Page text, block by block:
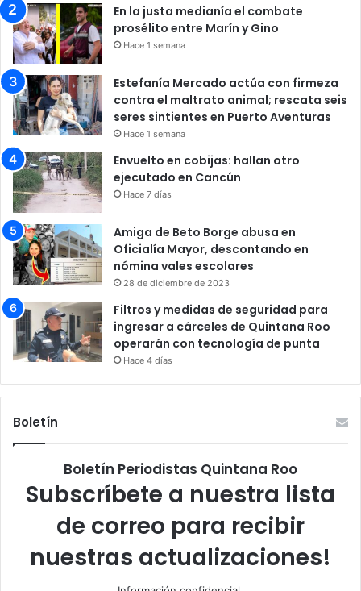
En la justa medianía el combate
prosélito entre Marín y Gino
Hace 1 semana
Estefanía Mercado actúa con firmeza
contra el maltrato animal; rescata seis
seres sintientes en Puerto Aventuras
Hace 1 semana
Envuelto en cobijas: hallan otro
ejecutado en Cancún
Hace 7 días
Amiga de Beto Borge abusa en
Oficialía Mayor, descontando en
nómina vales escolares
28 de diciembre de 2023
Filtros y medidas de seguridad para
ingresar a cárceles de Quintana Roo
operarán con tecnología de punta
Hace 4 días
Boletín
Boletín Periodistas Quintana Roo
Subscríbete a nuestra lista
de correo para recibir
nuestras actualizaciones!